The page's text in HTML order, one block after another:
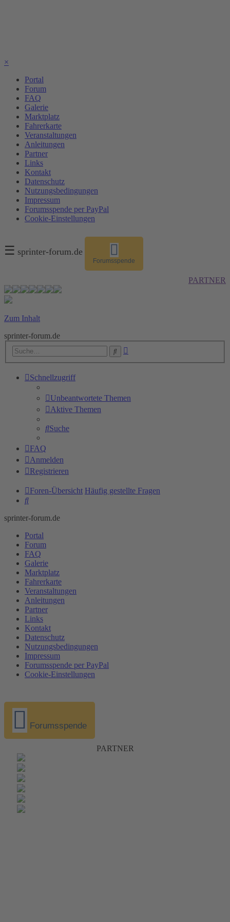
×
Portal
Forum
FAQ
Galerie
Marktplatz
Fahrerkarte
Veranstaltungen
Anleitungen
Partner
Links
Kontakt
Datenschutz
Nutzungsbedingungen
Impressum
Forumsspende per PayPal
Cookie-Einstellungen
☰ sprinter-forum.de
Forumsspende
PARTNER
Zum Inhalt
sprinter-forum.de
Suche
Schnellzugriff
Unbeantwortete Themen
Aktive Themen
Suche
FAQ
Anmelden
Registrieren
Foren-Übersicht Häufig gestellte Fragen
Suche
sprinter-forum.de
Portal
Forum
FAQ
Galerie
Marktplatz
Fahrerkarte
Veranstaltungen
Anleitungen
Partner
Links
Kontakt
Datenschutz
Nutzungsbedingungen
Impressum
Forumsspende per PayPal
Cookie-Einstellungen
Forumsspende
PARTNER